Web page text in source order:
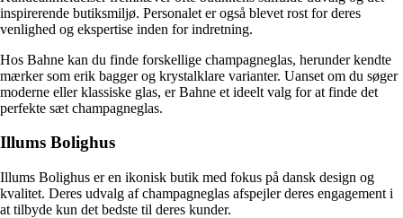
inspirerende butiksmiljø. Personalet er også blevet rost for deres
venlighed og ekspertise inden for indretning.
Hos Bahne kan du finde forskellige champagneglas, herunder kendte
mærker som erik bagger og krystalklare varianter. Uanset om du søger
moderne eller klassiske glas, er Bahne et ideelt valg for at finde det
perfekte sæt champagneglas.
Illums Bolighus
Illums Bolighus er en ikonisk butik med fokus på dansk design og
kvalitet. Deres udvalg af champagneglas afspejler deres engagement i
at tilbyde kun det bedste til deres kunder.